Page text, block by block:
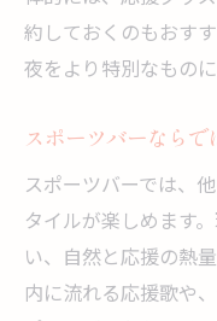
イベントを満喫
スポーツバ
スポーツバ
イデア
スポーツバ
工夫
スポーツバ
約しておくのもおす
夜をより特別なものに
スポーツバーなら
スポーツバーでは、
タイルが楽しめます
い、自然と応援の熱
内に流れる応援歌や